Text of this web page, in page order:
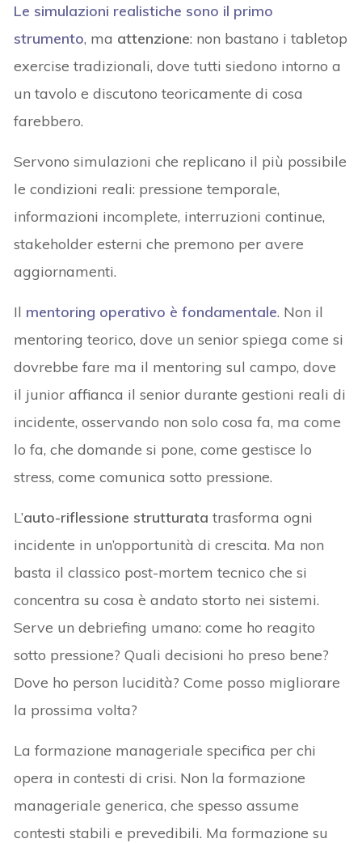
Le simulazioni realistiche sono il primo
strumento, ma attenzione: non bastano i tabletop
exercise tradizionali, dove tutti siedono intorno a
un tavolo e discutono teoricamente di cosa
farebbero.
Servono simulazioni che replicano il più possibile
le condizioni reali: pressione temporale,
informazioni incomplete, interruzioni continue,
stakeholder esterni che premono per avere
aggiornamenti.
Il mentoring operativo è fondamentale. Non il
mentoring teorico, dove un senior spiega come si
dovrebbe fare ma il mentoring sul campo, dove
il junior affianca il senior durante gestioni reali di
incidente, osservando non solo cosa fa, ma come
lo fa, che domande si pone, come gestisce lo
stress, come comunica sotto pressione.
L’auto-riflessione strutturata trasforma ogni
incidente in un’opportunità di crescita. Ma non
basta il classico post-mortem tecnico che si
concentra su cosa è andato storto nei sistemi.
Serve un debriefing umano: come ho reagito
sotto pressione? Quali decisioni ho preso bene?
Dove ho person lucidità? Come posso migliorare
la prossima volta?
La formazione manageriale specifica per chi
opera in contesti di crisi. Non la formazione
manageriale generica, che spesso assume
contesti stabili e prevedibili. Ma formazione su